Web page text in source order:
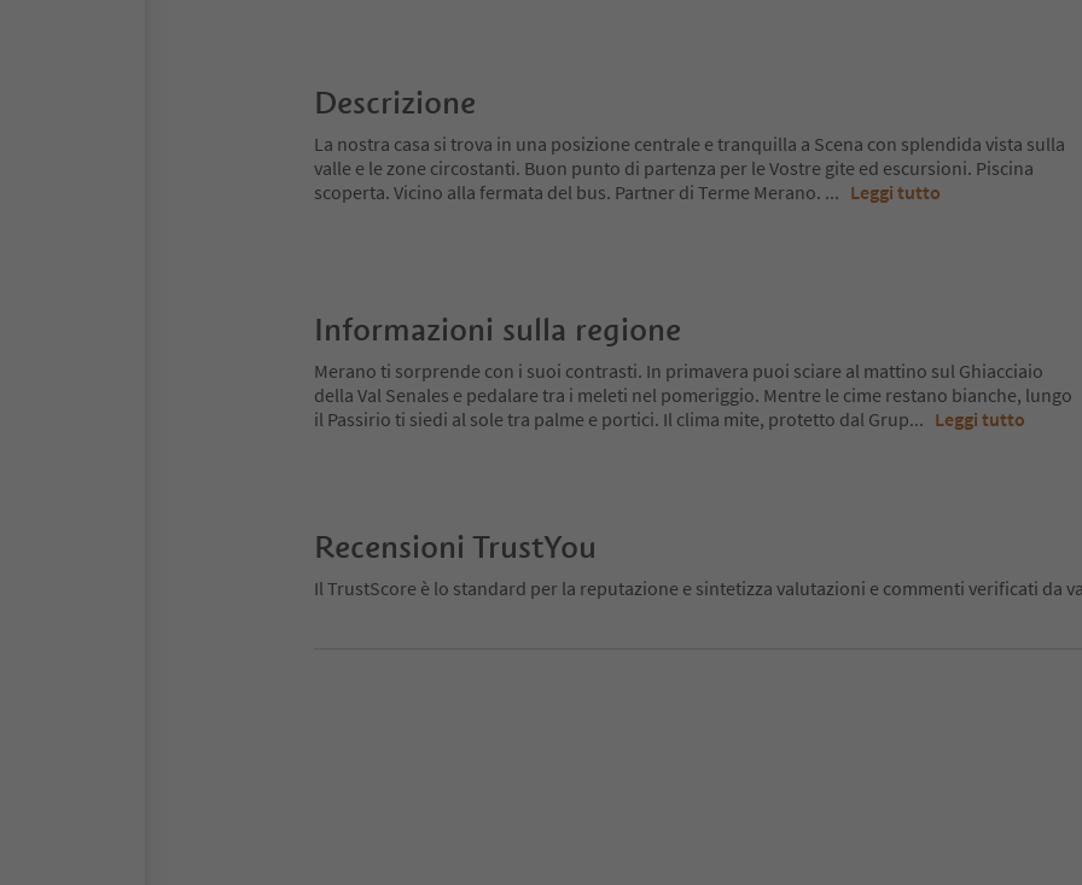
Descrizione
La nostra casa si trova in una posizione centrale e tranquilla a Scena con splendida vista sulla
valle e le zone circostanti. Buon punto di partenza per le Vostre gite ed escursioni. Piscina
scoperta. Vicino alla fermata del bus. Partner di Terme Merano. ... Leggi tutto
Informazioni sulla regione
Merano ti sorprende con i suoi contrasti. In primavera puoi sciare al mattino sul Ghiacciaio
della Val Senales e pedalare tra i meleti nel pomeriggio. Mentre le cime restano bianche, lungo
il Passirio ti siedi al sole tra palme e portici. Il clima mite, protetto dal Grup... Leggi tutto
Recensioni TrustYou
Il TrustScore è lo standard per la reputazione e sintetizza valutazioni e commenti verificati da